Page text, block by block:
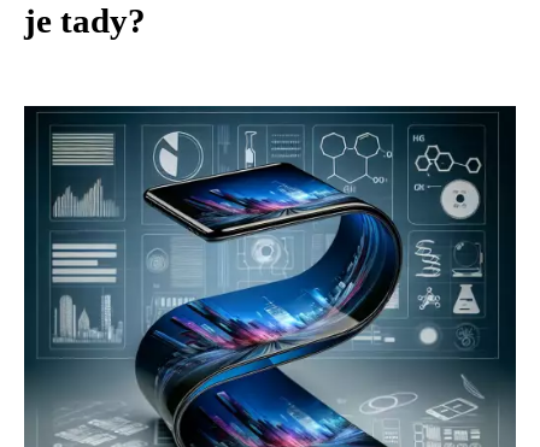
je tady?